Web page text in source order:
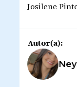
Josilene
Autor(a):